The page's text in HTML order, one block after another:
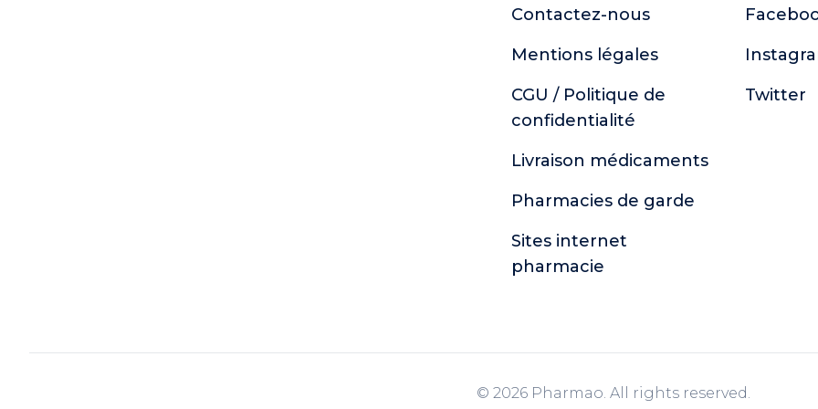
Contactez-nous
Mentions légales
CGU / Politique de
confidentialité
Livraison médicaments
Pharmacies de garde
Sites internet
pharmacie
Twitter
© 2026 Pharmao. All rights reserved.